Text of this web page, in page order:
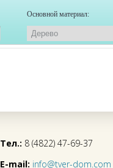
Основной материал:
Тел.: 8 (4822) 47-69-37
E-mail: info@tver-dom.com